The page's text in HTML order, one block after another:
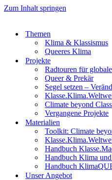
Zum Inhalt springen
Themen
Klima & Klassismus
Queeres Klima
Projekte
Radtouren für
Queer & Prekär
Segel setzen –
Climate beyond
Vergangene Projekte
Materialien
Toolkit: Climate
Handbuch
Handbuch Klima
Handbuch
Unser Angebot